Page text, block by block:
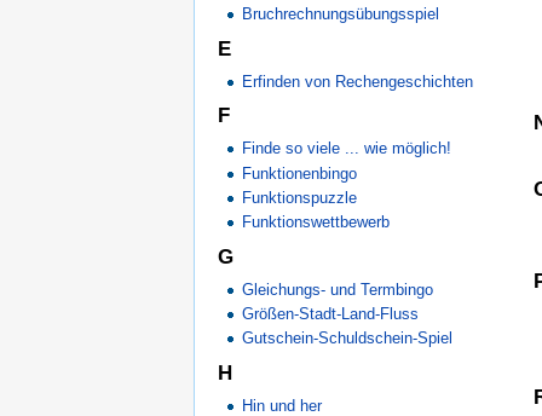
Bruchrechnungsübungsspiel
E
Erfinden von Rechengeschichten
F
Finde so viele ... wie möglich!
Funktionenbingo
Funktionspuzzle
Funktionswettbewerb
G
Gleichungs- und Termbingo
Größen-Stadt-Land-Fluss
Gutschein-Schuldschein-Spiel
H
Hin und her